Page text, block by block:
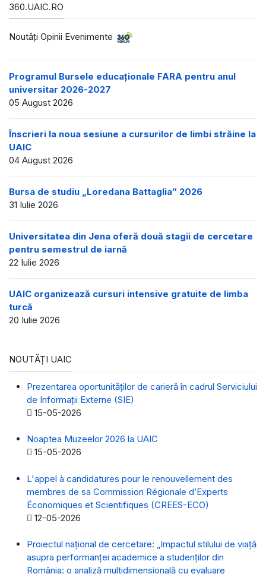
360.UAIC.RO
Noutăţi Opinii Evenimente
Programul Bursele educaționale FARA pentru anul
universitar 2026-2027
05 August 2026
Înscrieri la noua sesiune a cursurilor de limbi străine la
UAIC
04 August 2026
Bursa de studiu „Loredana Battaglia” 2026
31 Iulie 2026
Universitatea din Jena oferă două stagii de cercetare
pentru semestrul de iarnă
22 Iulie 2026
UAIC organizează cursuri intensive gratuite de limba
turcă
20 Iulie 2026
NOUTĂȚI UAIC
Prezentarea oportunităților de carieră în cadrul Serviciului
de Informații Externe (SIE)
Detalii
15-05-2026
Noaptea Muzeelor 2026 la UAIC
Detalii
15-05-2026
L'appel à candidatures pour le renouvellement des
membres de sa Commission Régionale d’Experts
Économiques et Scientifiques (CREES-ECO)
Detalii
12-05-2026
Proiectul național de cercetare: „Impactul stilului de viață
asupra performanței academice a studenților din
România: o analiză multidimensională cu evaluare